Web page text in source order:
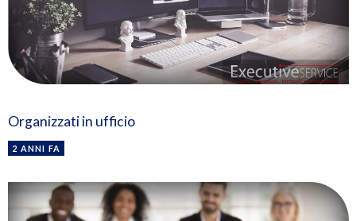
Organizzati in ufficio
2 ANNI FA